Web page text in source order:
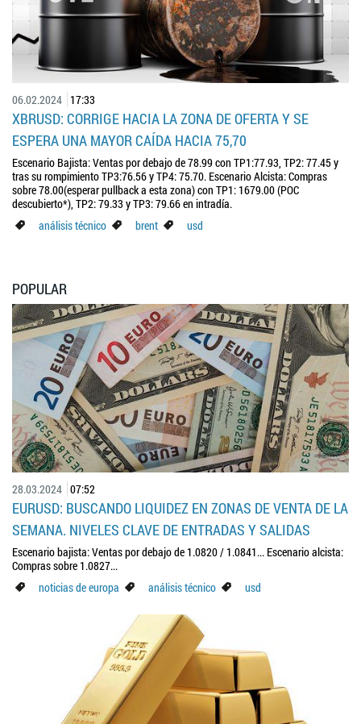
06.02.2024 17:33
XBRUSD: CORRIGE HACIA LA ZONA DE OFERTA Y SE
ESPERA UNA MAYOR CAÍDA HACIA 75,70
Escenario Bajista: Ventas por debajo de 78.99 con TP1:77.93, TP2: 77.45 y
tras su rompimiento TP3:76.56 y TP4: 75.70. Escenario Alcista: Compras
sobre 78.00(esperar pullback a esta zona) con TP1: 1679.00 (POC
descubierto*), TP2: 79.33 y TP3: 79.66 en intradía.
análisis técnico
brent usd
POPULAR
28.03.2024 07:52
EURUSD: BUSCANDO LIQUIDEZ EN ZONAS DE VENTA DE LA
SEMANA. NIVELES CLAVE DE ENTRADAS Y SALIDAS
Escenario bajista: Ventas por debajo de 1.0820 / 1.0841... Escenario alcista:
Compras sobre 1.0827...
noticias de europa
análisis técnico usd